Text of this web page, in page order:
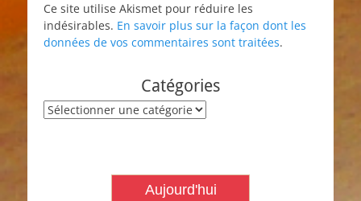
Ce site utilise Akismet pour réduire les
indésirables. En savoir plus sur la façon dont les
données de vos commentaires sont traitées.
Catégories
Catégories
Aujourd'hui